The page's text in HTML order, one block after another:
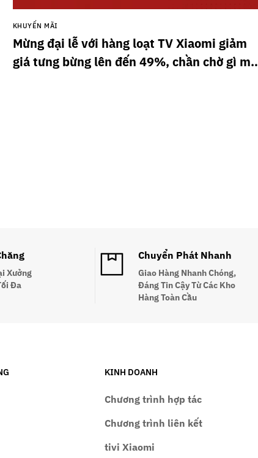
KHUYẾN MÃI
Mừng đại lễ với hàng loạt TV Xiaomi giảm
giá tưng bừng lên đến 49%, chần chờ gì mà
Xưởng
Đa
Chuyển Phát Nhanh
Giao Hàng Nhanh Chóng,
Đáng Tin Cậy Từ Các Kho
Hàng Toàn Cầu
KINH DOANH
Chương trình hợp tác
Chương trình liên kết
tivi Xiaomi